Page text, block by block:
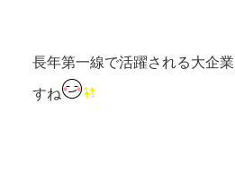
長年第一線で活躍される大企
すね